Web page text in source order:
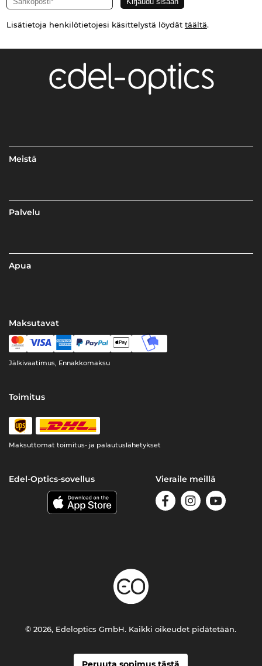
Lisätietoja henkilötietojesi käsittelystä löydät täältä.
Meistä
Palvelu
Apua
Maksutavat
Jälkivaatimus, Ennakkomaksu
Toimitus
Maksuttomat toimitus- ja palautuslähetykset
Edel-Optics-sovellus Vieraile meillä
© 2026, Edeloptics GmbH. Kaikki oikeudet pidätetään.